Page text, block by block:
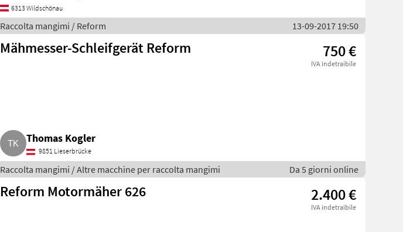
6313 Wildschönau
Raccolta mangimi / Reform 13-09-2017 19:50
Mähmesser-Schleifgerät Reform 750 €
IVA indetraibile
Thomas Kogler
9851 Lieserbrücke
Raccolta mangimi / Altre macchine per raccolta mangimi Da 5 giorni online
Reform Motormäher 626 2.400 €
IVA indetraibile